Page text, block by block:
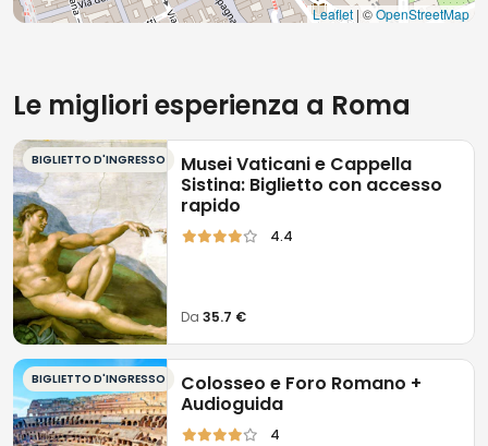
Leaflet | ©OpenStreetMap
Le migliori esperienza a Roma
BIGLIETTO D'INGRESSO
Musei Vaticani e Cappella
Sistina: Biglietto con accesso
rapido
4.4
Da35.7 €
BIGLIETTO D'INGRESSO
Colosseo e Foro Romano +
Audioguida
4